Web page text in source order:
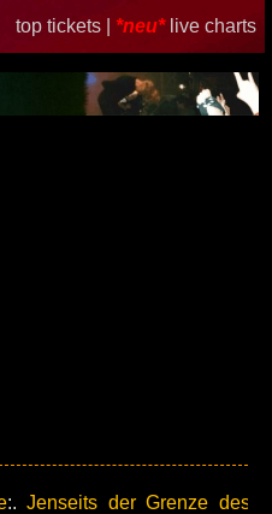
top tickets | *neu* live charts
:.Jenseits der Grenze des